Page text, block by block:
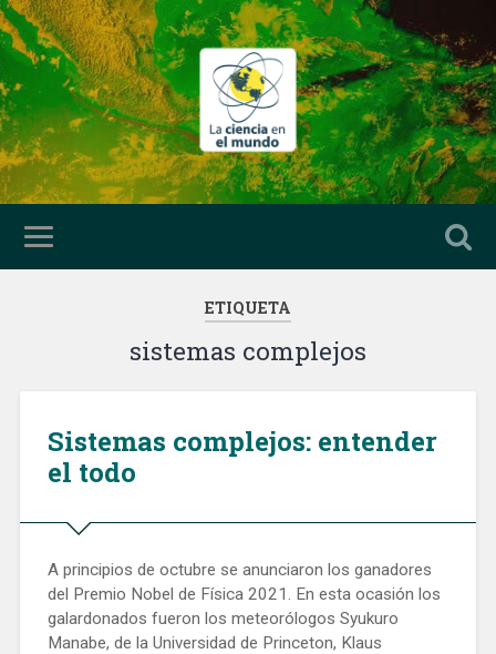
ETIQUETA
sistemas complejos
Sistemas complejos: entender
el todo
A principios de octubre se anunciaron los ganadores
del Premio Nobel de Física 2021. En esta ocasión los
galardonados fueron los meteorólogos Syukuro
Manabe, de la Universidad de Princeton, Klaus